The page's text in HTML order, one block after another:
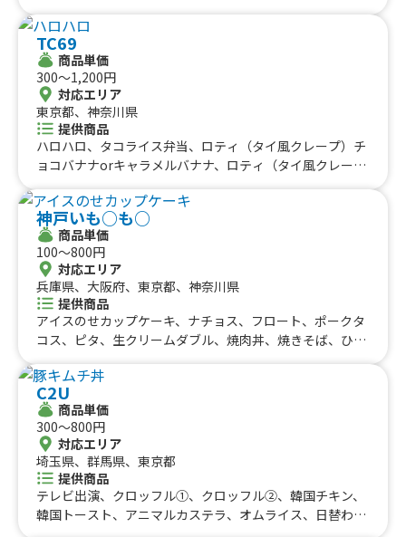
ージー、宇治抹茶アイススムージー、イタリアンソーダ
ブルーベリー、タピオカドリンク(学祭用）、ホットドッ
グ(学祭用）、ベーコンのパニーニ、宇治抹茶ラテ、甘露
梅ソーダ、甘酒（ホット)、ホットタピオカドリンク、クラ
ムチャウダー、ホットジュース、イタリアンホットミル
ク、有馬金泉コーヒー、イタリアンソーダ、ハーフチュロ
ス、【買い取り】スモークチキンのパニーニ、おしるこ、
【買取】ワッフルセット、ハロウィンラテ、アイススムー
ジー（学祭用)、スモークチキンのパニーニ、エスプレッ
ソ系コーヒー（学祭用)、ポークソーセージのホットドッ
グ（学割)、ベーコンのパニーニ、ドルチェセット、イタ
リアンスモークチキン盛り合わせ、ソーセージ盛り合わ
せ、サングリア、桜ソーダ、桜ドッグ、桜ラテ、コロナビ
ール(ライム付き)、キッズドリンク(アップルorオレン
ジ)、ホットワイン、クリスマスラテ、スモークチキンのパ
ニーニ、アイススムージー、ベルギーワッフル、チュロ
ス、ホットドッグ、イタリアンドリンク、タピオカドリン
ク、エスプレッソアレンジコーヒー
ベント】ローストビーフサンド、【ランチ】ホットドッ
ク、【イベント】ホットドック、【ランチ】ふりふりポテ
ト、【イベント】ふりふりポテト、その他揚げ物、ロース
トビーフ盛り合わせ、スープ類（冬季）、自分で作るソフ
トクリーム（夏季）、クリームソーダ、ソフトドリンク、
酒類、お菓子
TC69
商品単価
300〜1,200円
対応エリア
東京都、神奈川県
提供商品
ハロハロ、タコライス弁当、ロティ（タイ風クレープ）チ
ョコバナナorキャラメルバナナ、ロティ（タイ風クレー
プ）プレーン、韓国ドーナツ、マラサダドーナツ、コナコ
ーヒー オールドファッション、ワッフル ホイップ、ワ
ッフル キャラメル、ワッフル チョコレート、タピオカ
キャラメル、タピオカチョコ、生フルーツジュース、ジン
ジャエール、いちごレアチーズドリンク、スパムおにぎ
り、飲むチーズケーキ、ホットコーヒー、アイスコーヒ
ー、アイスチョコレート、ホットチョコレート、ホットワ
イン、コーンスープ、オリオンビール、ドリロコス、レモ
ンサワー、ハイボール、フランクフルト、かき氷、タコ
ス、サルサタコライス、温玉タコライス、サワークリーム
タコライス、アボカドタコライス、トルティーヤタコライ
ス、チーズタコライス、タコライス
神戸いも○も○
商品単価
100〜800円
対応エリア
兵庫県、大阪府、東京都、神奈川県
提供商品
アイスのせカップケーキ、ナチョス、フロート、ポークタ
コス、ピタ、生クリームダブル、焼肉丼、焼きそば、ひと
いもラテ、黒蜜きなこだんご、アイスコーヒー、コーヒー
フロート、おいものクリームブリュレ、おいもの2色だん
ご、おいもブリュレ、ジュース、黒蜜きなこボール、かき
氷、冷やし芋、焼き芋
C2U
商品単価
300〜800円
対応エリア
埼玉県、群馬県、東京都
提供商品
テレビ出演、クロッフル①、クロッフル②、韓国チキン、
韓国トースト、アニマルカステラ、オムライス、日替わり